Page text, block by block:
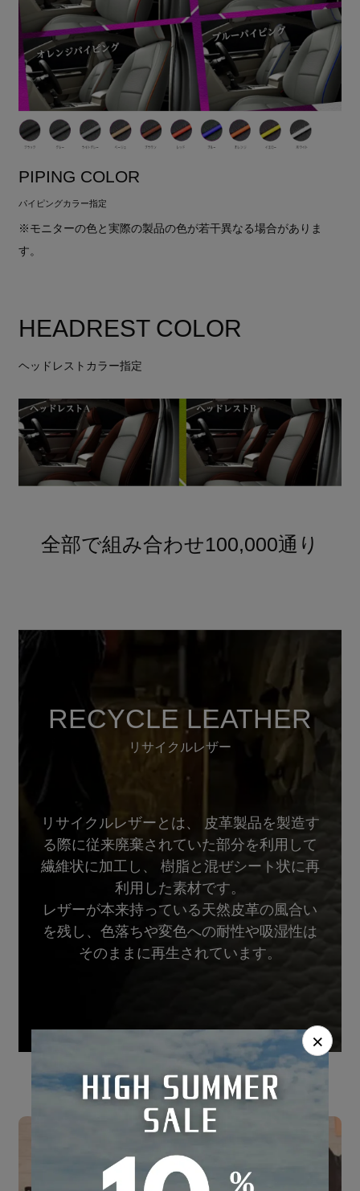
PIPING COLOR
パイピングカラー指定
※モニターの色と実際の製品の色が若干異なる場合がありま
す。
HEADREST COLOR
ヘッドレストカラー指定
全部で組み合わせ100,000通り
RECYCLE LEATHER
リサイクルレザー
リサイクルレザーとは、 皮革製品を製造す
る際に従来廃棄されていた部分を利用して
繊維状に加工し、 樹脂と混ぜシート状に再
利用した素材です。
レザーが本来持っている天然皮革の風合い
を残し、色落ちや変色への耐性や吸湿性は
そのままに再生されています。
×